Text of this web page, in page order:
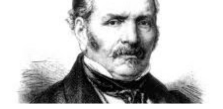
geral, social, de cidadania, de direitos humanos etc, mas
também de segmentos religiosos e, nesse campo,
lamentavelmente, o meio/movimento espírita não está
excluído, o que me parece profundamente contraditório
quando se tem algum conhecim...